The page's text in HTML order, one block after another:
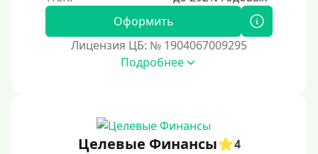
25000 руб
30000 руб
30000 руб на год
Оформить
Лицензия ЦБ: № 1904067009295
Подробнее
Целевые Финансы
4